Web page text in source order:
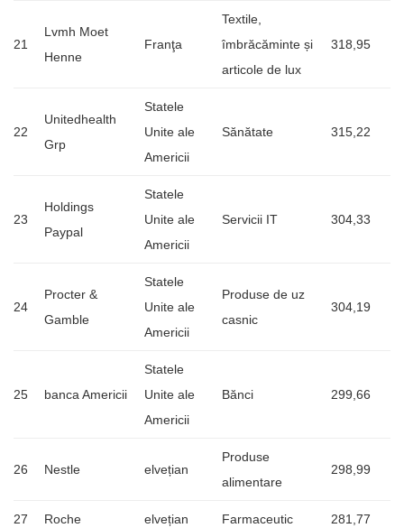
21
Lvmh Moet
Henne
Franţa
Textile,
îmbrăcăminte și
articole de lux
318,95
22
Unitedhealth
Grp
Statele
Unite ale
Americii
Sănătate 315,22
23
Holdings
Paypal
Statele
Unite ale
Americii
Servicii IT 304,33
24
Procter &
Gamble
Statele
Unite ale
Americii
Produse de uz
casnic
304,19
25 banca Americii
Statele
Unite ale
Americii
Bănci 299,66
26 Nestle elvețian
Produse
alimentare
298,99
27 Roche elvețian Farmaceutic 281,77